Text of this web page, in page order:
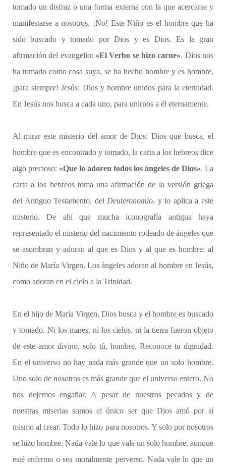
tomado un disfraz o una forma externa con la que acercarse y
manifestarse a nosotros. ¡No! Este Niño es el hombre que ha
sido buscado y tomado por Dios y es Dios. Es la gran
afirmación del evangelio: «El Verbo se hizo carne». Dios nos
ha tomado como cosa suya, se ha hecho hombre y es hombre,
¡para siempre! Jesús: Dios y hombre unidos para la eternidad.
En Jesús nos busca a cada uno, para unirnos a él eternamente.
Al mirar este misterio del amor de Dios: Dios que busca, el
hombre que es encontrado y tomado, la carta a los hebreos dice
algo precioso: «Que lo adoren todos los ángeles de Dios». La
carta a los hebreos toma una afirmación de la versión griega
del Antiguo Testamento, del Deuteronomio, y lo aplica a este
misterio. De ahí que mucha iconografía antigua haya
representado el misterio del nacimiento rodeado de ángeles que
se asombran y adoran al que es Dios y al que es hombre: al
Niño de María Virgen. Los ángeles adoran al hombre en Jesús,
como adoran en el cielo a la Trinidad.
En el hijo de María Virgen, Dios busca y el hombre es buscado
y tomado. Ni los mares, ni los cielos, ni la tierra fueron objeto
de este amor divino, solo tú, hombre. Reconoce tu dignidad.
En el universo no hay nada más grande que un solo hombre.
Uno solo de nosotros es más grande que el universo entero. No
nos dejemos engañar. A pesar de nuestros pecados y de
nuestras miserias somos el único ser que Dios amó por sí
mismo al crear. Todo lo hizo para nosotros. Y solo por nosotros
se hizo hombre. Nada vale lo que vale un solo hombre, aunque
esté enfermo o sea moralmente perverso. Nada vale lo que un